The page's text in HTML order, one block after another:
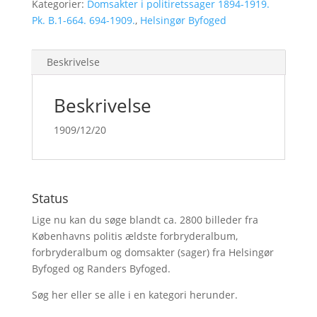
Kategorier: Domsakter i politiretssager 1894-1919.
Pk. B.1-664. 694-1909., Helsingør Byfoged
Beskrivelse
Beskrivelse
1909/12/20
Status
Lige nu kan du søge blandt ca. 2800 billeder fra
Københavns politis ældste forbryderalbum,
forbryderalbum og domsakter (sager) fra Helsingør
Byfoged og Randers Byfoged.
Søg hereller se alle i en kategori herunder.